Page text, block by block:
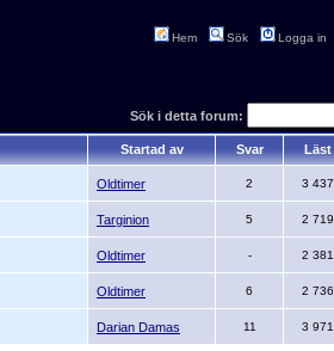
Hem Sök Logga in
Sök i detta forum:
Startad av Svar Läst
Oldtimer 2 3 437
Targinion 5 2 719
Oldtimer - 2 381
Oldtimer 6 2 736
Darian Damas 11 3 971